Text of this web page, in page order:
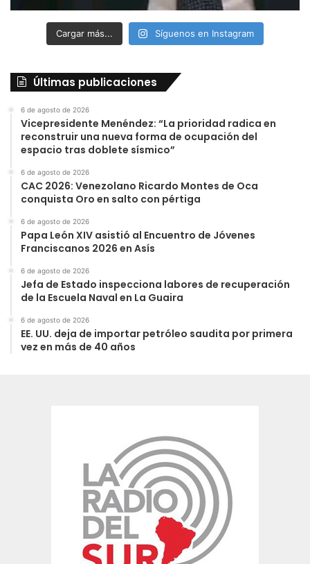
Cargar más... Síguenos en Instagram
Últimas publicaciones
6 de agosto de 2026
Vicepresidente Menéndez: “La prioridad radica en
reconstruir una nueva forma de ocupación del
espacio tras doblete sísmico”
6 de agosto de 2026
CAC 2026: Venezolano Ricardo Montes de Oca
conquista Oro en salto con pértiga
6 de agosto de 2026
Papa León XIV asistió al Encuentro de Jóvenes
Franciscanos 2026 en Asís
6 de agosto de 2026
Jefa de Estado inspecciona labores de recuperación
de la Escuela Naval en La Guaira
6 de agosto de 2026
EE. UU. deja de importar petróleo saudita por primera
vez en más de 40 años